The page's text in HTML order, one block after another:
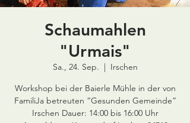
Schaumahlen
"Urmais"
Sa., 24. Sep.
  |
Irschen
Workshop bei der Baierle Mühle in der von
FamiliJa betreuten “Gesunden Gemeinde”
Irschen Dauer: 14:00 bis 16:00 Uhr